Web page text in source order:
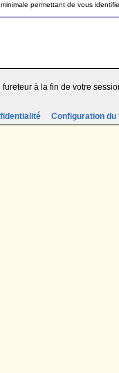
permettant de vous
à la fin de votre
Configuration du